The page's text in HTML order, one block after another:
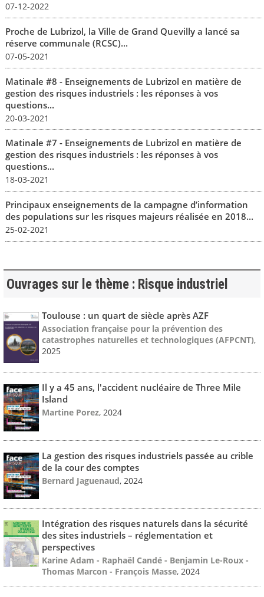
07-12-2022
Proche de Lubrizol, la Ville de Grand Quevilly a lancé sa
réserve communale (RCSC)...
07-05-2021
Matinale #8 - Enseignements de Lubrizol en matière de
gestion des risques industriels : les réponses à vos
questions...
20-03-2021
Matinale #7 - Enseignements de Lubrizol en matière de
gestion des risques industriels : les réponses à vos
questions...
18-03-2021
Principaux enseignements de la campagne d’information
des populations sur les risques majeurs réalisée en 2018...
25-02-2021
Ouvrages sur le thème : Risque industriel
Toulouse : un quart de siècle après AZF
Association française pour la prévention des
catastrophes naturelles et technologiques (AFPCNT),
2025
Il y a 45 ans, l'accident nucléaire de Three Mile
Island
Martine Porez, 2024
La gestion des risques industriels passée au crible
de la cour des comptes
Bernard Jaguenaud, 2024
Intégration des risques naturels dans la sécurité
des sites industriels – réglementation et
perspectives
Karine Adam - Raphaël Candé - Benjamin Le-Roux -
Thomas Marcon - François Masse, 2024